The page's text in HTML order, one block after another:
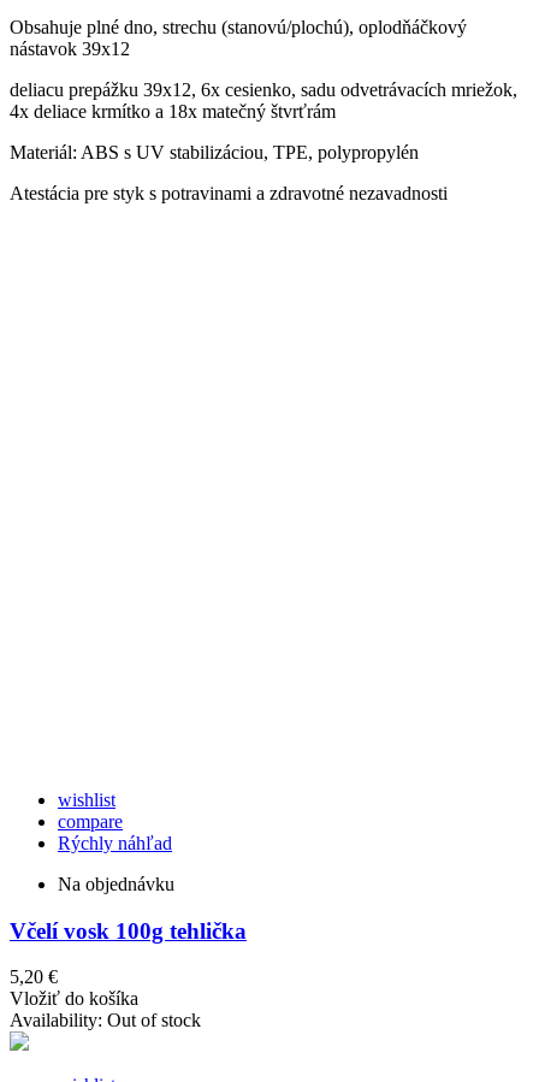
Obsahuje plné dno, strechu (stanovú/plochú), oplodňáčkový
nástavok 39x12
deliacu prepážku 39x12, 6x cesienko, sadu odvetrávacích mriežok,
4x deliace krmítko a 18x matečný štvrťrám
Materiál: ABS s UV stabilizáciou, TPE, polypropylén
Atestácia pre styk s potravinami a zdravotné nezavadnosti
wishlist
compare
Rýchly náhľad
Na objednávku
Včelí vosk 100g tehlička
5,20 €
Vložiť do košíka
Availability: Out of stock